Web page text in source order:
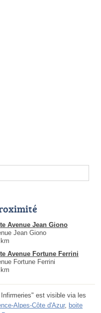
Avenue Jean Giono
Jean Giono
Avenue Fortune Ferrini
Fortune Ferrini
est visible via les
Alpes-Côte d'Azur, boite